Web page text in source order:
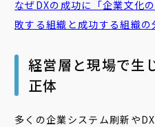
なぜDXの成功に「企業文化
敗する組織と成功する組織の
経営層と現場で生
正体
多くの企業システム刷新や